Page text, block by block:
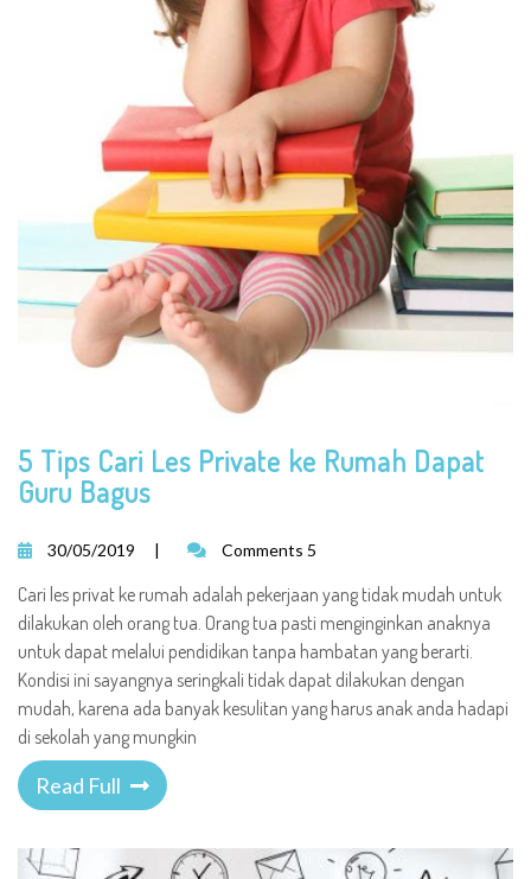
5 Tips Cari Les Private ke Rumah Dapat
Guru Bagus
30/05/2019 | Comments 5
Cari les privat ke rumah adalah pekerjaan yang tidak mudah untuk
dilakukan oleh orang tua. Orang tua pasti menginginkan anaknya
untuk dapat melalui pendidikan tanpa hambatan yang berarti.
Kondisi ini sayangnya seringkali tidak dapat dilakukan dengan
mudah, karena ada banyak kesulitan yang harus anak anda hadapi
di sekolah yang mungkin
Read Full